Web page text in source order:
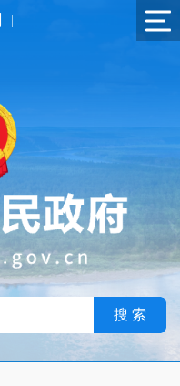
搜 索